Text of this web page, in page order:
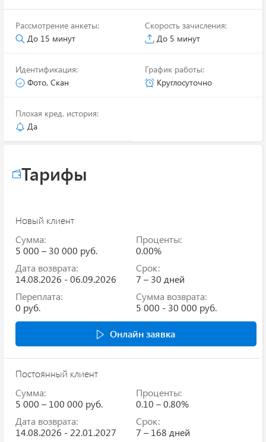
Рассмотрение анкеты:
До 15 минут
Скорость зачисления:
До 5 минут
Идентификация:
Фото, Скан
График работы:
Круглосуточно
Плохая кред. история:
Да
Тарифы
Новый клиент
Сумма:
5 000 – 30 000 руб.
Проценты:
0.00%
Дата возврата:
14.08.2026 - 06.09.2026
Срок:
7 – 30 дней
Переплата:
0 руб.
Сумма возврата:
5 000 - 30 000 руб.
Онлайн заявка
Постоянный клиент
Сумма:
5 000 – 100 000 руб.
Проценты:
0.10 – 0.80%
Дата возврата:
14.08.2026 - 22.01.2027
Срок:
7 – 168 дней